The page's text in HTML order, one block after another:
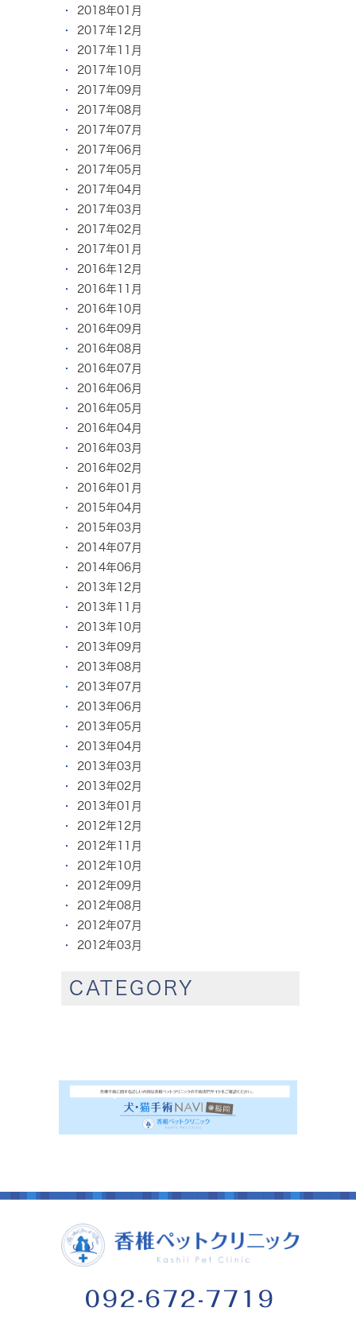
2018年01月
2017年12月
2017年11月
2017年10月
2017年09月
2017年08月
2017年07月
2017年06月
2017年05月
2017年04月
2017年03月
2017年02月
2017年01月
2016年12月
2016年11月
2016年10月
2016年09月
2016年08月
2016年07月
2016年06月
2016年05月
2016年04月
2016年03月
2016年02月
2016年01月
2015年04月
2015年03月
2014年07月
2014年06月
2013年12月
2013年11月
2013年10月
2013年09月
2013年08月
2013年07月
2013年06月
2013年05月
2013年04月
2013年03月
2013年02月
2013年01月
2012年12月
2012年11月
2012年10月
2012年09月
2012年08月
2012年07月
2012年03月
CATEGORY
092-672-7719